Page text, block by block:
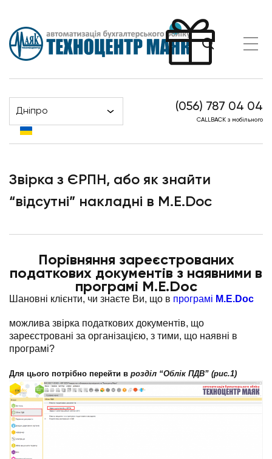
Дніпро (056) 787 04 04
CALLBACK з мобільного
Головна Новини
Звірка з ЄРПН, або як знайти “відсутні” накладні в
Звірка з ЄРПН, або як знайти
“відсутні” накладні в M.E.Doc
Порівняння зареєстрованих
податкових документів з наявними в
програмі M.E.Doc
Шановні клієнти, чи знаєте Ви, що в програмі M.E.Doc
можлива звірка податкових документів, що
зареєстровані за організацією, з тими, що наявні в
програмі?
Для цього потрібно перейти в розділ “Облік ПДВ” (рис.1)